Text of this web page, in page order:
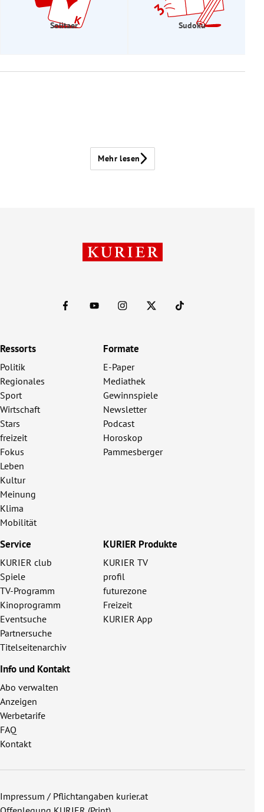
Solitaer Sudoku
Mehr lesen
Ressorts
Politik
Regionales
Sport
Wirtschaft
Stars
freizeit
Fokus
Leben
Kultur
Meinung
Klima
Mobilität
Formate
E-Paper
Mediathek
Gewinnspiele
Newsletter
Podcast
Horoskop
Pammesberger
Service
KURIER club
Spiele
TV-Programm
Kinoprogramm
Eventsuche
Partnersuche
Titelseitenarchiv
KURIER Produkte
KURIER TV
profil
futurezone
Freizeit
KURIER App
Info und Kontakt
Abo verwalten
Anzeigen
Werbetarife
FAQ
Kontakt
Impressum / Pflichtangaben kurier.at